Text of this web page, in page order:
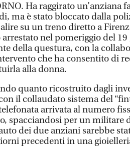
Ha raggirato un’anziana
ma è stato bloccato dalla
su un treno diretto a
arrestato nel pomeriggio del
della questura, con la
che ha consentito di
alla donna.
quanto ricostruito dagli
il collaudato sistema del
arrivata al numero
spacciandosi per un militare
dei due anziani sarebbe
precedenti in una